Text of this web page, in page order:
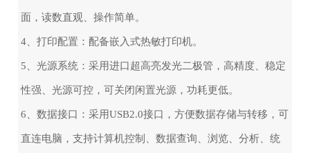
面，读数直观、操作简单。
4、打印配置：配备嵌入式热敏打印机。
5、光源系统：采用进口超高亮发光二极管，高精度、稳定
性强、光源可控，可关闭闲置光源，功耗更低。
6、数据接口：采用USB2.0接口，方便数据存储与转移，可
直连电脑，支持计算机控制、数据查询、浏览、分析、统